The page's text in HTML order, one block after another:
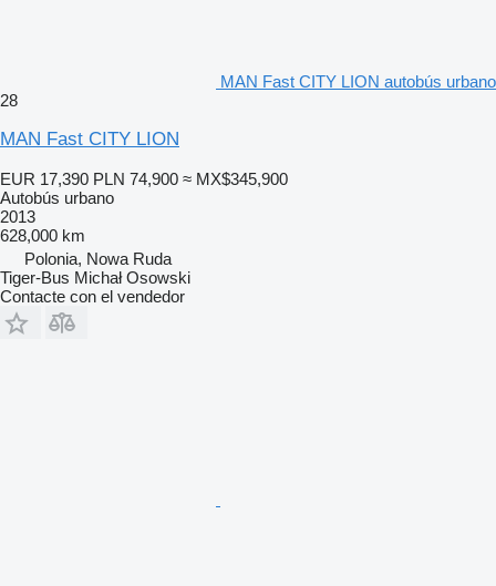
MAN Fast CITY LION autobús urbano
28
MAN Fast CITY LION
EUR 17,390 PLN 74,900 ≈ MX$345,900
Autobús urbano
2013
628,000 km
Polonia, Nowa Ruda
Tiger-Bus Michał Osowski
Contacte con el vendedor